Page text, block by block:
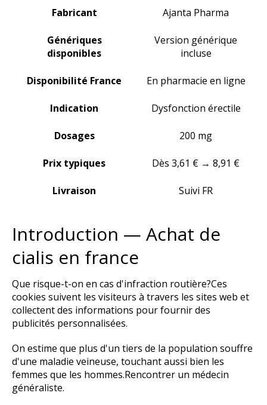
Fabricant Ajanta Pharma
Génériques
disponibles
Version générique
incluse
Disponibilité France En pharmacie en ligne
Indication Dysfonction érectile
Dosages 200 mg
Prix typiques Dès 3,61 € → 8,91 €
Livraison Suivi FR
Introduction — Achat de
cialis en france
Que risque-t-on en cas d'infraction routière?Ces
cookies suivent les visiteurs à travers les sites web et
collectent des informations pour fournir des
publicités personnalisées.
On estime que plus d'un tiers de la population souffre
d'une maladie veineuse, touchant aussi bien les
femmes que les hommes.Rencontrer un médecin
généraliste.